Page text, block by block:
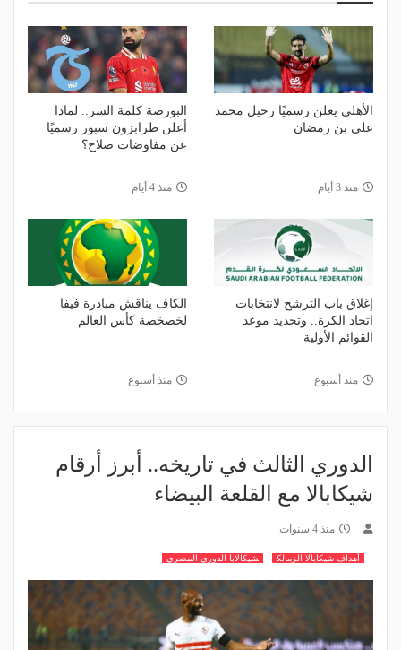
الأهلي يعلن رسميًا رحيل محمد
علي بن رمضان
منذ 3 أيام
البورصة كلمة السر.. لماذا
أعلن طرابزون سبور رسميًا
عن مفاوضات صلاح؟
منذ 4 أيام
إغلاق باب الترشح لانتخابات
اتحاد الكرة.. وتحديد موعد
القوائم الأولية
منذ أسبوع
الكاف يناقش مبادرة فيفا
لخصخصة كأس العالم
منذ أسبوع
الدوري الثالث في تاريخه.. أبرز أرقام
شيكابالا مع القلعة البيضاء
منذ 4 سنوات
أهداف شيكابالا الزمالك شيكالابا الدوري المصري